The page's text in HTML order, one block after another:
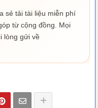
sẻ tải tài liệu miễn phí
từ cộng đồng. Mọi
lòng gửi về